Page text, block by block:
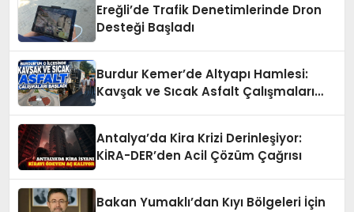
Ereğli’de Trafik Denetimlerinde Dron
Desteği Başladı
Burdur Kemer’de Altyapı Hamlesi:
Kavşak ve Sıcak Asfalt Çalışmaları
Antalya’da Kira Krizi Derinleşiyor:
KİRA-DER’den Acil Çözüm Çağrısı
Bakan Yumaklı’dan Kıyı Bölgeleri İçin